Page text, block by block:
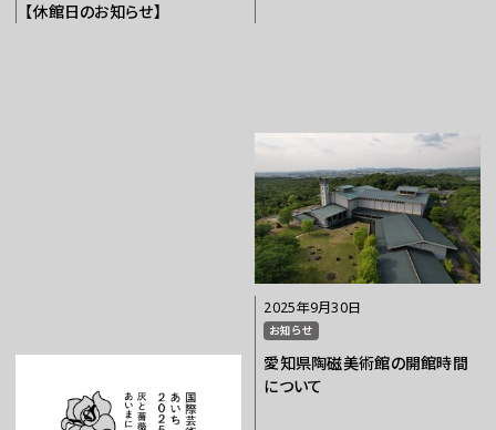
【休館日のお知らせ】
2025年9月30日
お知らせ
愛知県陶磁美術館の開館時間
について